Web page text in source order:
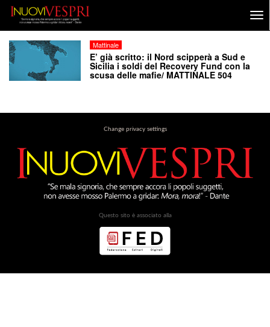
Mattinale
E’ già scritto: il Nord scipperà a Sud e
Sicilia i soldi del Recovery Fund con la
scusa delle mafie/ MATTINALE 504
Change privacy settings
Questo sito è associato alla